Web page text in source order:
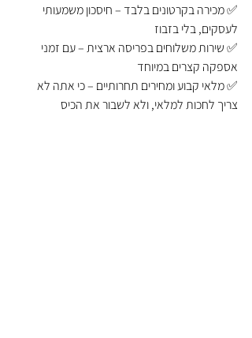
✅ מכירה בקרטונים בלבד – חיסכון משמעותי
לעסקים, בלי בזבוז
✅ שירות משלוחים בפריסה ארצית – עם זמני
אספקה קצרים במיוחד
✅ מלאי קבוע ומחירים תחרותיים – כי אתה לא
צריך לחכות למלאי, ולא לשבור את הכיס